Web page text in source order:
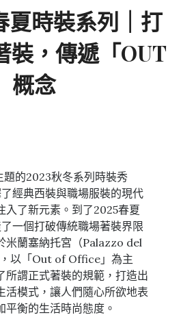
夏時裝系列｜打
裝，傳遞「OUT
概念
的2023秋冬系列時裝秀
了經典西裝與職場服裝的現代
入了新元素。到了2025春夏
一個打破傳統職場著裝界限
米蘭塞納托宮（Palazzo del
以「Out of Office」為主
所謂正式著裝的規範，打造出
活模式，讓人們隨心所欲地表
平衡的生活時尚態度。